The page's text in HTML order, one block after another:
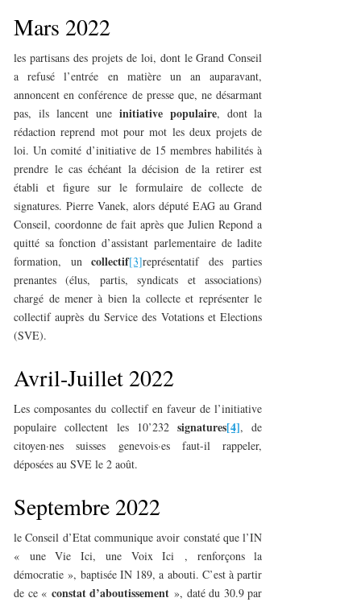
Mars 2022
les partisans des projets de loi, dont le Grand Conseil
a refusé l’entrée en matière un an auparavant,
annoncent en conférence de presse que, ne désarmant
pas, ils lancent une initiative populaire, dont la
rédaction reprend mot pour mot les deux projets de
loi. Un comité d’initiative de 15 membres habilités à
prendre le cas échéant la décision de la retirer est
établi et figure sur le formulaire de collecte de
signatures. Pierre Vanek, alors député EAG au Grand
Conseil, coordonne de fait après que Julien Repond a
quitté sa fonction d’assistant parlementaire de ladite
formation, uncollectif[3]représentatif des parties
prenantes (élus, partis, syndicats et associations)
chargé de mener à bien la collecte et représenter le
collectif auprès du Service des Votations et Elections
(SVE).
Avril-Juillet 2022
Les composantes du collectif en faveur de l’initiative
populaire collectent les 10’232signatures[4], de
citoyen·nes suisses genevois·es faut-il rappeler,
déposées au SVE le 2 août.
Septembre 2022
le Conseil d’Etat communique avoir constaté que l’IN
« une Vie Ici, une Voix Ici , renforçons la
démocratie », baptisée IN 189, a abouti. C’est à partir
de ce « constat d’aboutissement », daté du 30.9 par